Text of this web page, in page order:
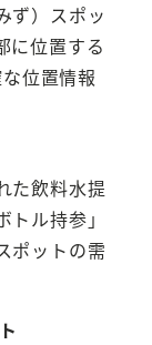
ず）スポッ
に位置する
位置情報
た飲料水提
ル持参」
ポットの需